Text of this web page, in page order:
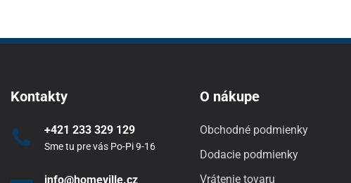
Kontakty
+421 233 329 129
Sme tu pre vás Po-Pi 9-16
info@homeville.cz
O nákupe
Obchodné podmienky
Dodacie podmienky
Vrátenie tovaru